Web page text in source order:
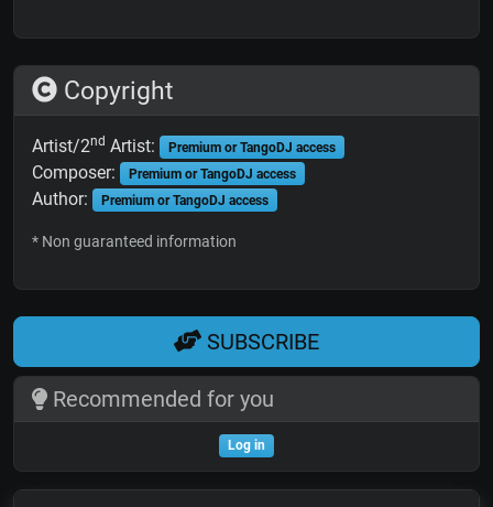
Copyright
Artist/2nd Artist: Premium or TangoDJ access
Composer: Premium or TangoDJ access
Author: Premium or TangoDJ access
* Non guaranteed information
SUBSCRIBE
Recommended for you
Log in